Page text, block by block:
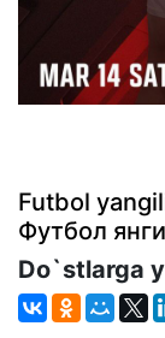
Futbol
Футбол
Do`stlarga